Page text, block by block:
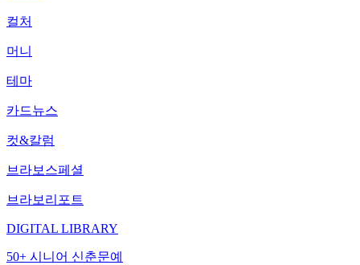
컬처
머니
테마
카드뉴스
컷&칼럼
브라보스페셜
브라보리포트
DIGITAL LIBRARY
50+ 시니어 신춘문예